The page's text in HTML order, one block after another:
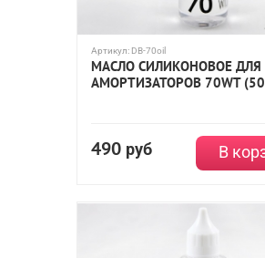
Артикул: DB-70oil
МАСЛО СИЛИКОНОВОЕ ДЛЯ
АМОРТИЗАТОРОВ 70WT
490 руб В